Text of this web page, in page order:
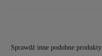
Sprawdź inne podobne produkty